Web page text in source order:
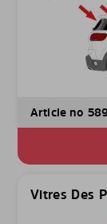
Article no
Vitres Des